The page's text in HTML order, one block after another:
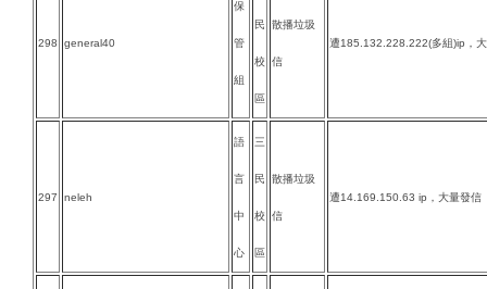
298 general40
保
管
組
民
校
區
散播垃圾
信
遭185.132.228.222(多組)ip，
297 neleh
語
言
中
心
三
民
校
區
散播垃圾
信
遭14.169.150.63 ip，大量發信